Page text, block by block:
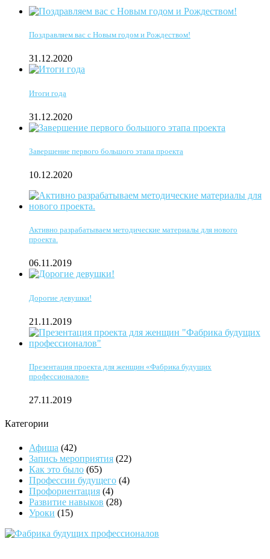
Поздравляем вас с Новым годом и Рождеством!
31.12.2020
Итоги года
31.12.2020
Завершение первого большого этапа проекта
10.12.2020
Активно разрабатываем методические материалы для нового
проекта.
06.11.2019
Дорогие девушки!
21.11.2019
Презентация проекта для женщин «Фабрика будущих
профессионалов»
27.11.2019
Категории
Афиша (42)
Запись мероприятия (22)
Как это было (65)
Профессии будущего (4)
Профориентация (4)
Развитие навыков (28)
Уроки (15)